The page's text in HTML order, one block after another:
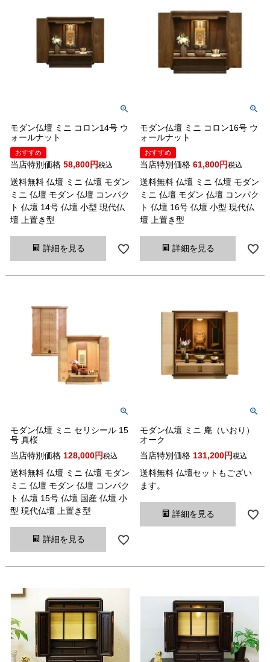
モダン仏壇 ミニ コロン14号 ウ
ォールナット
おすすめ
当店特別価格 58,800 税込
送料無料 仏壇 ミニ 仏壇 モダン
ミニ 仏壇 モダン 仏壇 コンパク
ト 仏壇 14号 仏壇 小型 現代仏
壇 上置き型
詳細を見る
モダン仏壇 ミニ コロン16号 ウ
ォールナット
おすすめ
当店特別価格 61,800 税込
送料無料 仏壇 ミニ 仏壇 モダン
ミニ 仏壇 モダン 仏壇 コンパク
ト 仏壇 16号 仏壇 小型 現代仏
壇 上置き型
詳細を見る
モダン仏壇 ミニ セリシール 15
号 真桜
当店特別価格 128,000 税込
送料無料 仏壇 ミニ 仏壇 モダン
ミニ 仏壇 モダン 仏壇 コンパク
ト 仏壇 15号 仏壇 国産 仏壇 小
型 現代仏壇 上置き型
詳細を見る
モダン仏壇 ミニ 庵（いおり）
オーク
当店特別価格 131,200 税込
送料無料 仏壇セットもござい
ます。
詳細を見る